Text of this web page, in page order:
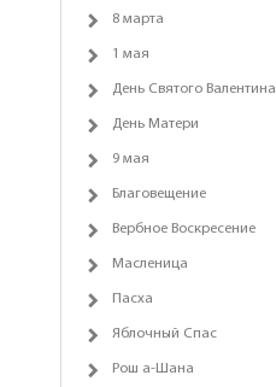
8 марта
1 мая
День Святого Валентина
День Матери
9 мая
Благовещение
Вербное Воскресение
Масленица
Пасха
Яблочный Спас
Рош а-Шана